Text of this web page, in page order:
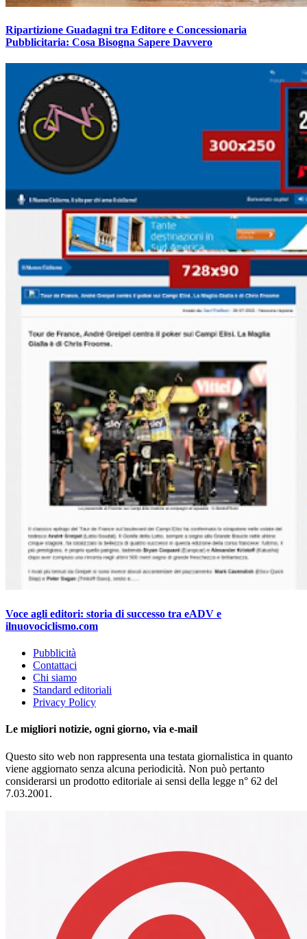
Ripartizione Guadagni tra Editore e Concessionaria
Pubblicitaria: Cosa Bisogna Sapere Davvero
Voce agli editori: storia di successo tra eADV e
ilnuovociclismo.com
Pubblicità
Contattaci
Chi siamo
Standard editoriali
Privacy Policy
Le migliori notizie, ogni giorno, via e-mail
Questo sito web non rappresenta una testata giornalistica in quanto
viene aggiornato senza alcuna periodicità. Non può pertanto
considerarsi un prodotto editoriale ai sensi della legge n° 62 del
7.03.2001.